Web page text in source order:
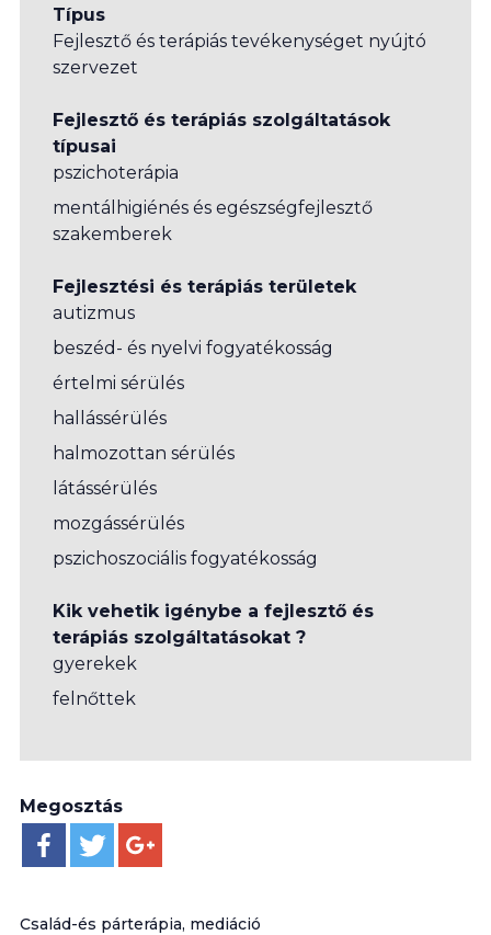
Típus
Fejlesztő és terápiás tevékenységet nyújtó
szervezet
Fejlesztő és terápiás szolgáltatások
típusai
pszichoterápia
mentálhigiénés és egészségfejlesztő
szakemberek
Fejlesztési és terápiás területek
autizmus
beszéd- és nyelvi fogyatékosság
értelmi sérülés
hallássérülés
halmozottan sérülés
látássérülés
mozgássérülés
pszichoszociális fogyatékosság
Kik vehetik igénybe a fejlesztő és
terápiás szolgáltatásokat ?
gyerekek
felnőttek
Megosztás
Család-és párterápia, mediáció